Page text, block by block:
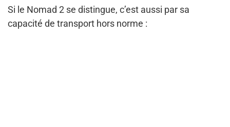
Si le Nomad 2 se distingue, c’est aussi par sa
capacité de transport hors norme :